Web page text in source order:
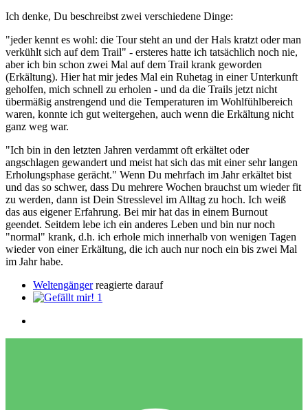
Ich denke, Du beschreibst zwei verschiedene Dinge:
"jeder kennt es wohl: die Tour steht an und der Hals kratzt oder man
verkühlt sich auf dem Trail" - ersteres hatte ich tatsächlich noch nie,
aber ich bin schon zwei Mal auf dem Trail krank geworden
(Erkältung). Hier hat mir jedes Mal ein Ruhetag in einer Unterkunft
geholfen, mich schnell zu erholen - und da die Trails jetzt nicht
übermäßig anstrengend und die Temperaturen im Wohlfühlbereich
waren, konnte ich gut weitergehen, auch wenn die Erkältung nicht
ganz weg war.
"Ich bin in den letzten Jahren verdammt oft erkältet oder
angschlagen gewandert und meist hat sich das mit einer sehr langen
Erholungsphase gerächt." Wenn Du mehrfach im Jahr erkältet bist
und das so schwer, dass Du mehrere Wochen brauchst um wieder fit
zu werden, dann ist Dein Stresslevel im Alltag zu hoch. Ich weiß
das aus eigener Erfahrung. Bei mir hat das in einem Burnout
geendet. Seitdem lebe ich ein anderes Leben und bin nur noch
"normal" krank, d.h. ich erhole mich innerhalb von wenigen Tagen
wieder von einer Erkältung, die ich auch nur noch ein bis zwei Mal
im Jahr habe.
Weltengängerreagierte darauf
1